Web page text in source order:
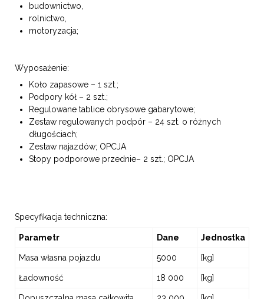
budownictwo,
rolnictwo,
motoryzacja;
Wyposażenie:
Koło zapasowe – 1 szt.;
Podpory kół – 2 szt.;
Regulowane tablice obrysowe gabarytowe;
Zestaw regulowanych podpór – 24 szt. o różnych
długościach;
Zestaw najazdów; OPCJA
Stopy podporowe przednie– 2 szt.; OPCJA
Specyfikacja techniczna:
Parametr Dane Jednostka
Masa własna pojazdu 5000 [kg]
Ładowność 18 000 [kg]